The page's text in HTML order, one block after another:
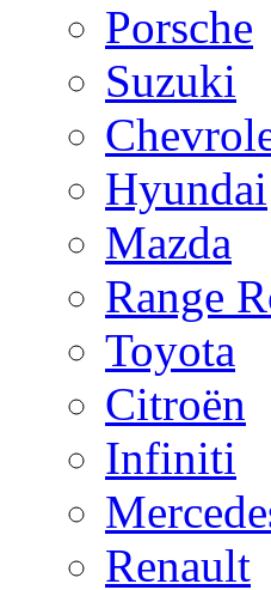
Porsche
Suzuki
Hyundai
Mazda
Range
Toyota
Citroën
Infiniti
Renault